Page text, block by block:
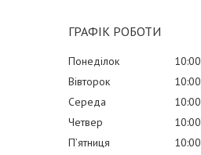
ГРАФІК РОБОТИ
Понеділок 10:00
Вівторок
10:00
Середа
10:00
Четвер
10:00
Пʼятниця
10:00